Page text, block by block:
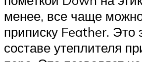
менее, все чаще
приписку Feather. Это
составе утеплителя